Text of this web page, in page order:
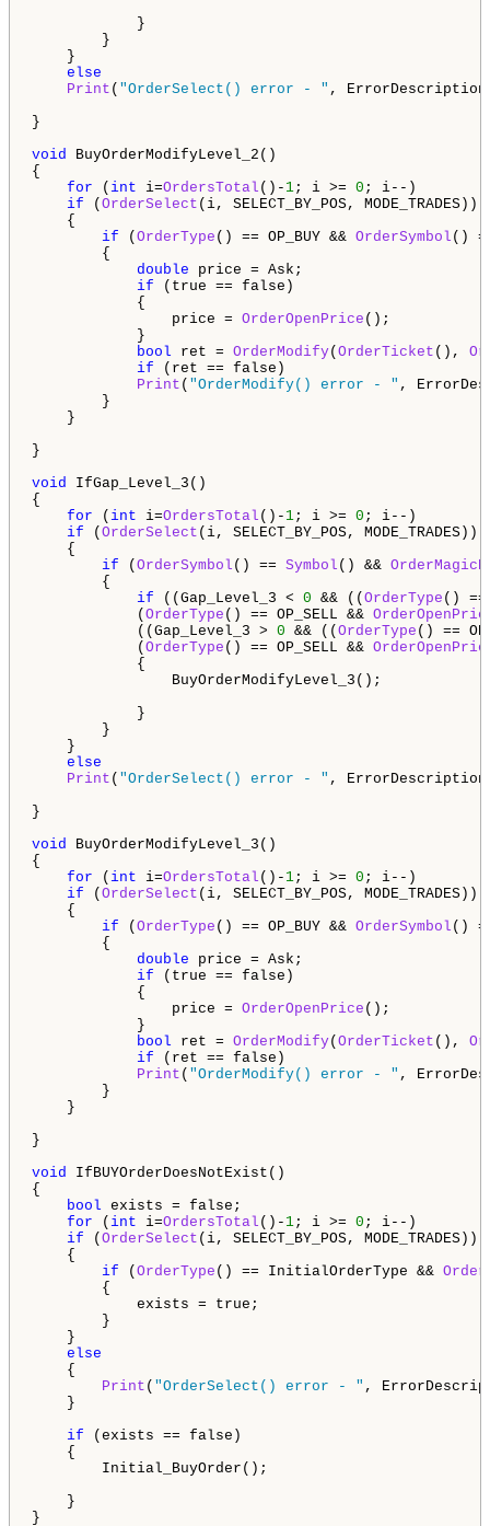
}
}
}
else
Print ( "OrderSelect() error - " ,
}
void BuyOrderModifyLevel_2()
{
for ( int i=OrdersTotal ()- 1; i >= 0 ; i--)
if ( OrderSelect (i, SELECT_BY_POS, MODE_TRADES))
{
if ( OrderType () == OP_BUY && OrderSymbol ()
{
double price = Ask;
if (true == false)
{
price = OrderOpenPrice ();
}
bool ret = OrderModify( OrderTicket (),
if (ret == false)
Print ( "OrderModify() error - " ,
}
}
}
void IfGap_Level_3()
{
for ( int i=OrdersTotal ()- 1; i >= 0 ; i--)
if ( OrderSelect (i, SELECT_BY_POS, MODE_TRADES))
{
if ( OrderSymbol () == Symbol () &&
{
if ((Gap_Level_3 < 0 && (( OrderType () ==
( OrderType () == OP_SELL &&
((Gap_Level_3 > 0 && (( OrderType () ==
( OrderType () == OP_SELL &&
{
BuyOrderModifyLevel_3();
}
}
}
else
Print ( "OrderSelect() error - " ,
}
void BuyOrderModifyLevel_3()
{
for ( int i=OrdersTotal ()- 1; i >= 0 ; i--)
if ( OrderSelect (i, SELECT_BY_POS, MODE_TRADES))
{
if ( OrderType () == OP_BUY && OrderSymbol ()
{
double price = Ask;
if (true == false)
{
price = OrderOpenPrice ();
}
bool ret = OrderModify( OrderTicket (),
if (ret == false)
Print ( "OrderModify() error - " ,
}
}
}
void IfBUYOrderDoesNotExist()
{
bool exists = false;
for ( int i=OrdersTotal ()- 1; i >= 0 ; i--)
if ( OrderSelect (i, SELECT_BY_POS, MODE_TRADES))
{
if ( OrderType () == InitialOrderType &&
{
exists = true;
}
}
else
{
Print ( "OrderSelect() error - " ,
}
if (exists == false)
{
Initial_BuyOrder();
}
}